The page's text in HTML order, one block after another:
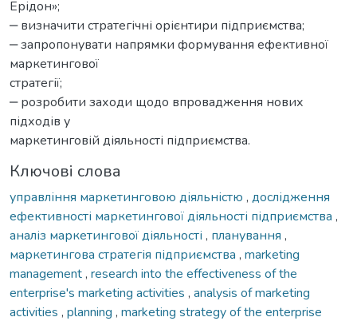
Ерідон»;
‒ визначити стратегічні орієнтири підприємства;
‒ запропонувати напрямки формування ефективної
маркетингової
стратегії;
‒ розробити заходи щодо впровадження нових
підходів у
маркетинговій діяльності підприємства.
Ключові слова
управління маркетинговою діяльністю , дослідження
ефективності маркетингової діяльності підприємства ,
аналіз маркетингової діяльності , планування ,
маркетингова стратегія підприємства , marketing
management, research into the effectiveness of the
enterprise's marketing activities , analysis of marketing
activities , planning , marketing strategy of the enterprise